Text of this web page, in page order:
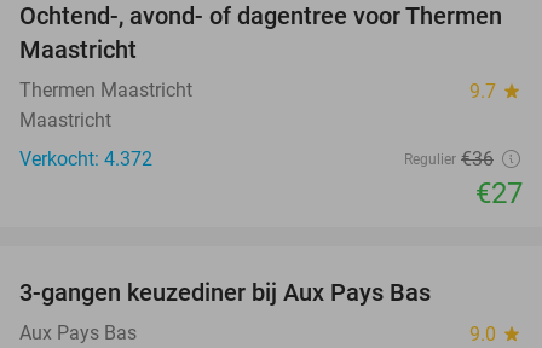
25%
Ochtend-, avond- of dagentree voor Thermen
Maastricht
Thermen Maastricht 9.7 star
Maastricht
Verkocht: 4.372
Regulier €36
€27
3-gangen keuzediner bij Aux Pays Bas
Aux Pays Bas 9.0 star